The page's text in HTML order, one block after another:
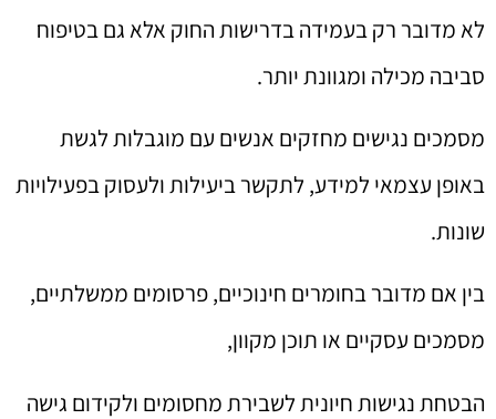
לא מדובר רק בעמידה בדרישות החוק אלא גם בטיפוח
סביבה מכילה ומגוונת יותר.
מסמכים נגישים מחזקים אנשים עם מוגבלות לגשת
באופן עצמאי למידע, לתקשר ביעילות ולעסוק בפעילויות
שונות.
בין אם מדובר בחומרים חינוכיים, פרסומים ממשלתיים,
מסמכים עסקיים או תוכן מקוון,
הבטחת נגישות חיונית לשבירת מחסומים ולקידום גישה